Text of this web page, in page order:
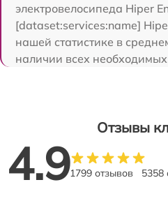
электровелосипеда Hiper
[dataset:services:name]
нашей статистике в
наличии всех необходимых
Отзывы
4.91799 отзывов 5358